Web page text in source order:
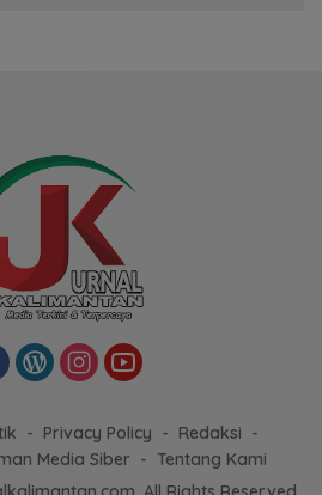
Privacy Policy
Redaksi
Media Siber
Tentang Kami